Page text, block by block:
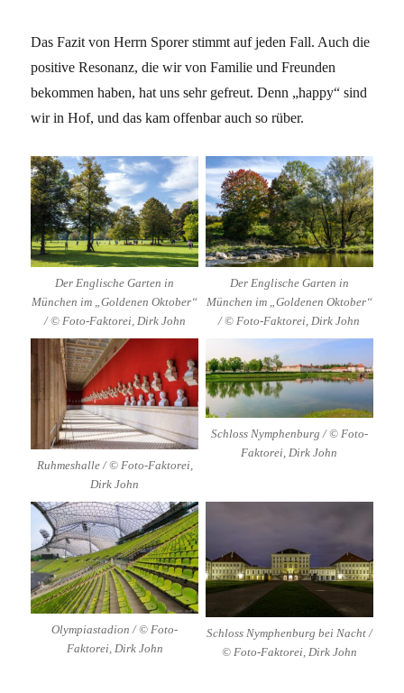
Das Fazit von Herrn Sporer stimmt auf jeden Fall. Auch die
positive Resonanz, die wir von Familie und Freunden
bekommen haben, hat uns sehr gefreut. Denn „happy“ sind
wir in Hof, und das kam offenbar auch so rüber.
Der Englische Garten in
München im „Goldenen Oktober“
/ © Foto-Faktorei, Dirk John
Der Englische Garten in
München im „Goldenen Oktober“
/ © Foto-Faktorei, Dirk John
Ruhmeshalle / © Foto-Faktorei,
Dirk John
Schloss Nymphenburg / © Foto-
Faktorei, Dirk John
Olympiastadion / © Foto-
Faktorei, Dirk John
Schloss Nymphenburg bei Nacht /
© Foto-Faktorei, Dirk John